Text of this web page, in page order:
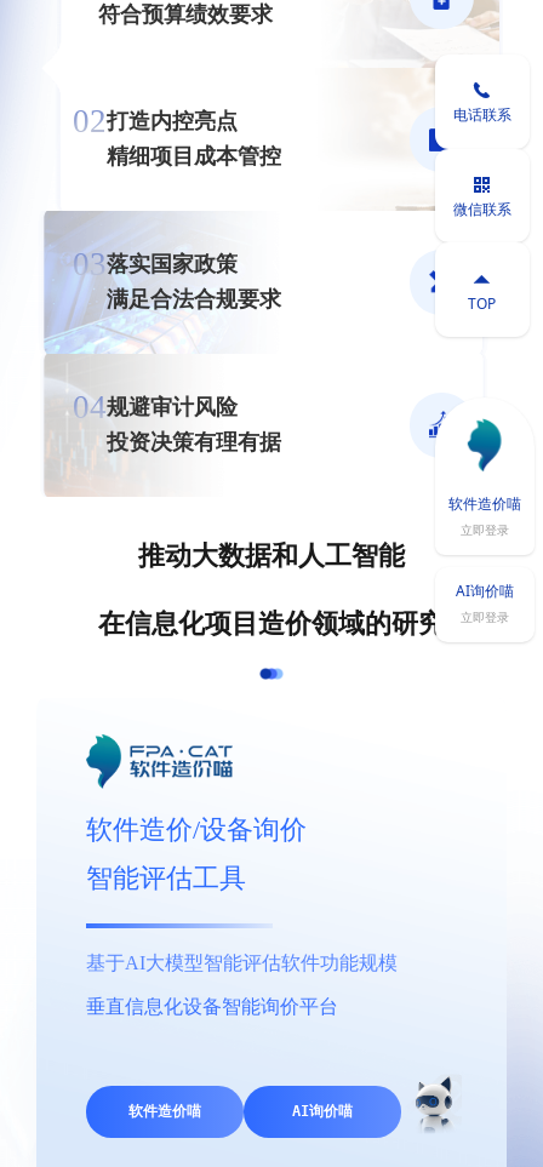
符合预算绩效要求
02打造内控亮点
精细项目成本管控
03落实国家政策
满足合法合规要求
04规避审计风险
投资决策有理有据
推动大数据和人工智能
在信息化项目造价领域的研究
软件造价/设备询价
智能评估工具
基于AI大模型智能评估软件功能规模
垂直信息化设备智能询价平台
软件造价喵 AI询价喵

电话联系

微信联系

TOP
软件造价喵
立即登录
AI询价喵
立即登录